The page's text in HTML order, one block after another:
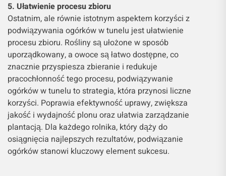
5. Ułatwienie procesu zbioru
Ostatnim, ale równie istotnym aspektem korzyści z
podwiązywania ogórków w tunelu jest ułatwienie
procesu zbioru. Rośliny są ułożone w sposób
uporządkowany, a owoce są łatwo dostępne, co
znacznie przyspiesza zbieranie i redukuje
pracochłonność tego procesu, podwiązywanie
ogórków w tunelu to strategia, która przynosi liczne
korzyści. Poprawia efektywność uprawy, zwiększa
jakość i wydajność plonu oraz ułatwia zarządzanie
plantacją. Dla każdego rolnika, który dąży do
osiągnięcia najlepszych rezultatów, podwiązanie
ogórków stanowi kluczowy element sukcesu.